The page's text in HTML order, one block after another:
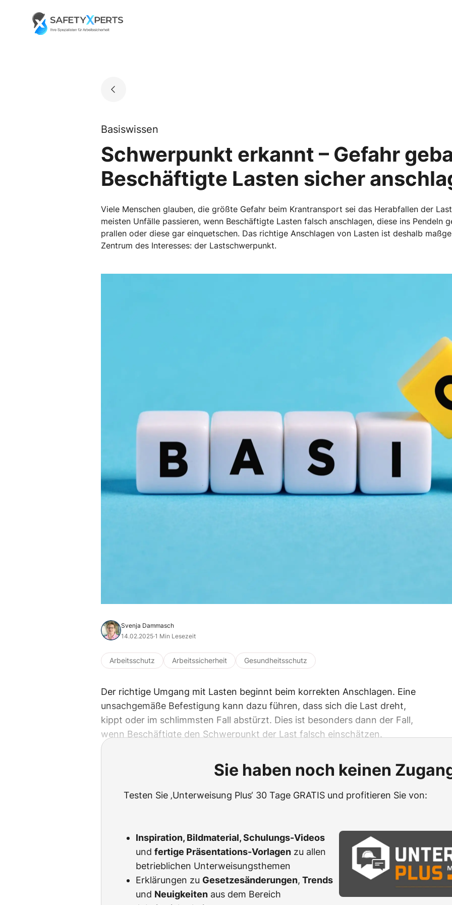
Go to landing page.
Basiswissen
Schwerpunkt erkannt – Gefahr
Beschäftigte Lasten sicher
Viele Menschen glauben, die größte Gefahr beim Krantransport sei das Herabfallen der
meisten Unfälle passieren, wenn Beschäftigte Lasten falsch anschlagen, diese ins Pendeln
prallen oder diese gar einquetschen. Das richtige Anschlagen von Lasten ist deshalb
Zentrum des Interesses: der Lastschwerpunkt.
Svenja Dammasch
14.02.2025·1 Min Lesezeit
Arbeitsschutz Arbeitssicherheit Gesundheitsschutz
Der richtige Umgang mit Lasten beginnt beim korrekten Anschlagen. Eine
unsachgemäße Befestigung kann dazu führen, dass sich die Last dreht,
kippt oder im schlimmsten Fall abstürzt. Dies ist besonders dann der Fall,
wenn Beschäftigte den Schwerpunkt der Last falsch einschätzen.
Sie haben noch keinen
Testen Sie ‚Unterweisung Plus‘ 30 Tage GRATIS und profitieren Sie von:
Inspiration, Bildmaterial, Schulungs-Videos
und fertige Präsentations-Vorlagen zu allen
betrieblichen Unterweisungsthemen
Erklärungen zu Gesetzesänderungen, Trends
und Neuigkeiten aus dem Bereich